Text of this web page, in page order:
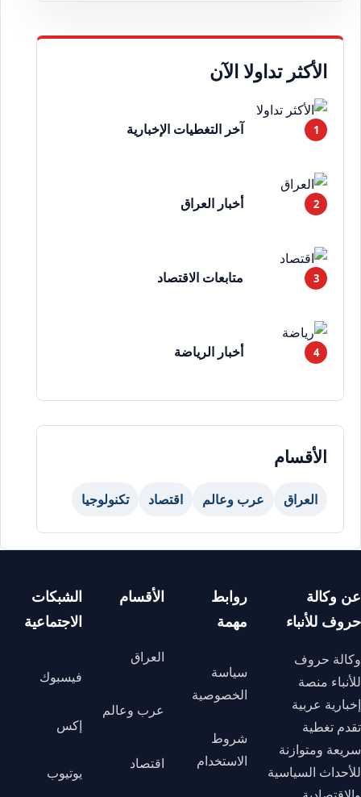
الأكثر تداولا الآن
آخر التغطيات الإخبارية
أخبار العراق
متابعات الاقتصاد
أخبار الرياضة
الأقسام
العراق عرب وعالم اقتصاد تكنولوجيا
عن وكالة
حروف للأنباء
وكالة حروف
للأنباء منصة
إخبارية عربية
تقدم تغطية
سريعة ومتوازنة
للأحداث السياسية
روابط
مهمة
سياسة
الخصوصية
شروط
الاستخدام
الأقسام
العراق
عرب وعالم
اقتصاد
الشبكات
الاجتماعية
فيسبوك
إكس
يوتيوب